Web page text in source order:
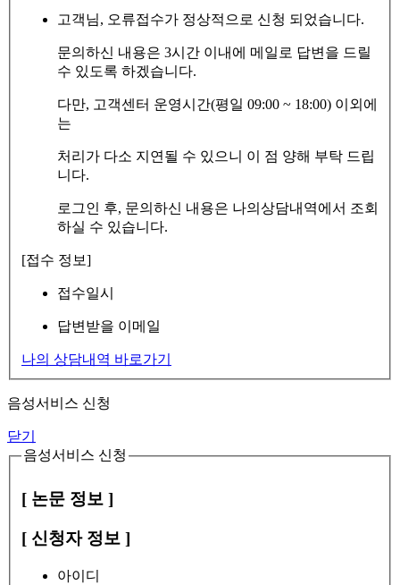
고객님, 오류접수가 정상적으로 신청 되었습니다.
문의하신 내용은 3시간 이내에 메일로 답변을 드릴
수 있도록 하겠습니다.
다만, 고객센터 운영시간(평일 09:00 ~ 18:00) 이외에
는
처리가 다소 지연될 수 있으니 이 점 양해 부탁 드립
니다.
로그인 후, 문의하신 내용은 나의상담내역에서 조회
하실 수 있습니다.
[접수 정보]
접수일시
답변받을 이메일
나의 상담내역 바로가기
음성서비스 신청
닫기
음성서비스 신청
[ 논문 정보 ]
[ 신청자 정보 ]
아이디